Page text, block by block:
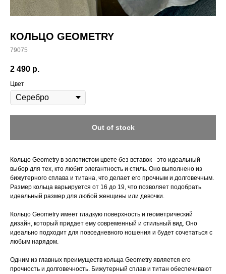
КОЛЬЦО GEOMETRY
79075
2 490 р.
Цвет
Out of stock
Кольцо Geometry в золотистом цвете без вставок - это идеальный
выбор для тех, кто любит элегантность и стиль. Оно выполнено из
бижутерного сплава и титана, что делает его прочным и долговечным.
Размер кольца варьируется от 16 до 19, что позволяет подобрать
идеальный размер для любой женщины или девочки.
Кольцо Geometry имеет гладкую поверхность и геометрический
дизайн, который придает ему современный и стильный вид. Оно
идеально подходит для повседневного ношения и будет сочетаться с
любым нарядом.
Одним из главных преимуществ кольца Geometry является его
прочность и долговечность. Бижутерный сплав и титан обеспечивают